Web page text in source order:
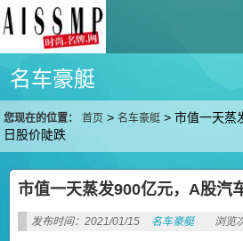
名车豪艇
您现在的位置： 首页 >名车豪艇 >市值一天蒸
日股价陡跌
市值一天蒸发900亿元，A股汽
发布时间：2021/01/15 名车豪艇 浏览